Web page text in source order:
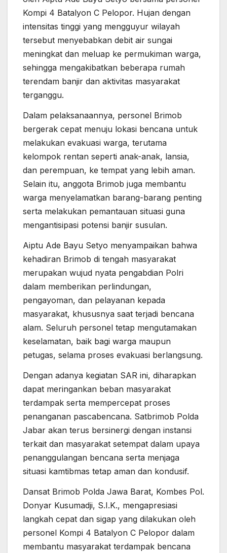
Kompi 4 Batalyon C Pelopor. Hujan dengan
intensitas tinggi yang mengguyur wilayah
tersebut menyebabkan debit air sungai
meningkat dan meluap ke permukiman warga,
sehingga mengakibatkan beberapa rumah
terendam banjir dan aktivitas masyarakat
terganggu.
Dalam pelaksanaannya, personel Brimob
bergerak cepat menuju lokasi bencana untuk
melakukan evakuasi warga, terutama
kelompok rentan seperti anak-anak, lansia,
dan perempuan, ke tempat yang lebih aman.
Selain itu, anggota Brimob juga membantu
warga menyelamatkan barang-barang penting
serta melakukan pemantauan situasi guna
mengantisipasi potensi banjir susulan.
Aiptu Ade Bayu Setyo menyampaikan bahwa
kehadiran Brimob di tengah masyarakat
merupakan wujud nyata pengabdian Polri
dalam memberikan perlindungan,
pengayoman, dan pelayanan kepada
masyarakat, khususnya saat terjadi bencana
alam. Seluruh personel tetap mengutamakan
keselamatan, baik bagi warga maupun
petugas, selama proses evakuasi berlangsung.
Dengan adanya kegiatan SAR ini, diharapkan
dapat meringankan beban masyarakat
terdampak serta mempercepat proses
penanganan pascabencana. Satbrimob Polda
Jabar akan terus bersinergi dengan instansi
terkait dan masyarakat setempat dalam upaya
penanggulangan bencana serta menjaga
situasi kamtibmas tetap aman dan kondusif.
Dansat Brimob Polda Jawa Barat, Kombes Pol.
Donyar Kusumadji, S.I.K., mengapresiasi
langkah cepat dan sigap yang dilakukan oleh
personel Kompi 4 Batalyon C Pelopor dalam
membantu masyarakat terdampak bencana